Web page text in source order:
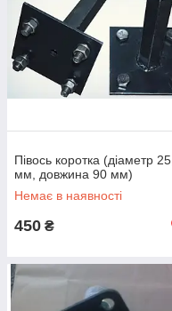
Півось коротка (діаметр
мм, довжина 90 мм)
Немає в наявності
450 ₴